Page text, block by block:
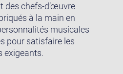
des chefs-d’œuvre
à la main en
musicales
pour satisfaire les
exigeants.